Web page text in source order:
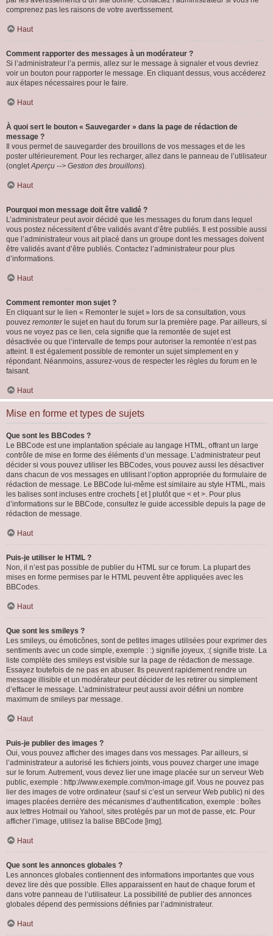
comprenez pas les raisons de votre avertissement.
Haut
Comment rapporter des messages à un modérateur ?
Si l’administrateur l’a permis, allez sur le message à signaler et vous devriez
voir un bouton pour rapporter le message. En cliquant dessus, vous accéderez
aux étapes nécessaires pour le faire.
Haut
À quoi sert le bouton « Sauvegarder » dans la page de rédaction de
message ?
Il vous permet de sauvegarder des brouillons de vos messages et de les
poster ultérieurement. Pour les recharger, allez dans le panneau de l’utilisateur
(ongletAperçu --> Gestion des brouillons).
Haut
Pourquoi mon message doit être validé ?
L’administrateur peut avoir décidé que les messages du forum dans lequel
vous postez nécessitent d’être validés avant d’être publiés. Il est possible aussi
que l’administrateur vous ait placé dans un groupe dont les messages doivent
être validés avant d’être publiés. Contactez l’administrateur pour plus
d’informations.
Haut
Comment remonter mon sujet ?
En cliquant sur le lien « Remonter le sujet » lors de sa consultation, vous
pouvez remonterle sujet en haut du forum sur la première page. Par ailleurs, si
vous ne voyez pas ce lien, cela signifie que la remontée de sujet est
désactivée ou que l’intervalle de temps pour autoriser la remontée n’est pas
atteint. Il est également possible de remonter un sujet simplement en y
répondant. Néanmoins, assurez-vous de respecter les règles du forum en le
faisant.
Haut
Mise en forme et types de sujets
Que sont les BBCodes ?
Le BBCode est une implantation spéciale au langage HTML, offrant un large
contrôle de mise en forme des éléments d’un message. L’administrateur peut
décider si vous pouvez utiliser les BBCodes, vous pouvez aussi les désactiver
dans chacun de vos messages en utilisant l’option appropriée du formulaire de
rédaction de message. Le BBCode lui-même est similaire au style HTML, mais
les balises sont incluses entre crochets [ et ] plutôt que < et >. Pour plus
d’informations sur le BBCode, consultez le guide accessible depuis la page de
rédaction de message.
Haut
Puis-je utiliser le HTML ?
Non, il n’est pas possible de publier du HTML sur ce forum. La plupart des
mises en forme permises par le HTML peuvent être appliquées avec les
BBCodes.
Haut
Que sont les smileys ?
Les smileys, ou émoticônes, sont de petites images utilisées pour exprimer des
sentiments avec un code simple, exemple : :) signifie joyeux, :( signifie triste. La
liste complète des smileys est visible sur la page de rédaction de message.
Essayez toutefois de ne pas en abuser. Ils peuvent rapidement rendre un
message illisible et un modérateur peut décider de les retirer ou simplement
d’effacer le message. L’administrateur peut aussi avoir défini un nombre
maximum de smileys par message.
Haut
Puis-je publier des images ?
Oui, vous pouvez afficher des images dans vos messages. Par ailleurs, si
l’administrateur a autorisé les fichiers joints, vous pouvez charger une image
sur le forum. Autrement, vous devez lier une image placée sur un serveur Web
public, exemple : http://www.exemple.com/mon-image.gif. Vous ne pouvez pas
lier des images de votre ordinateur (sauf si c’est un serveur Web public) ni des
images placées derrière des mécanismes d’authentification, exemple : boîtes
aux lettres Hotmail ou Yahoo!, sites protégés par un mot de passe, etc. Pour
afficher l’image, utilisez la balise BBCode [img].
Haut
Que sont les annonces globales ?
Les annonces globales contiennent des informations importantes que vous
devez lire dès que possible. Elles apparaissent en haut de chaque forum et
dans votre panneau de l’utilisateur. La possibilité de publier des annonces
globales dépend des permissions définies par l’administrateur.
Haut